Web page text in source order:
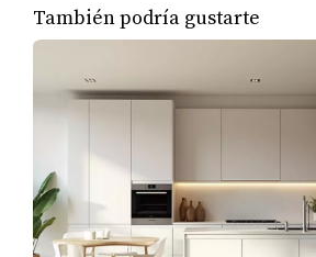
También podría gustarte